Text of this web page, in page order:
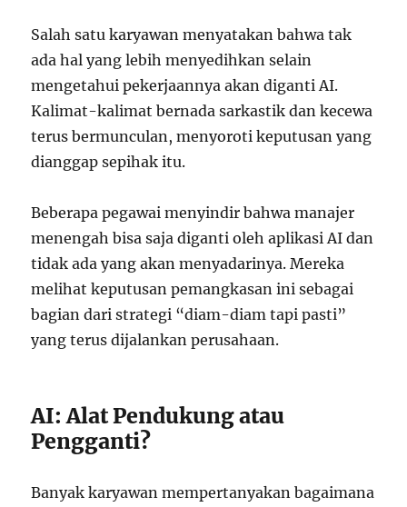
Salah satu karyawan menyatakan bahwa tak
ada hal yang lebih menyedihkan selain
mengetahui pekerjaannya akan diganti AI.
Kalimat-kalimat bernada sarkastik dan kecewa
terus bermunculan, menyoroti keputusan yang
dianggap sepihak itu.
Beberapa pegawai menyindir bahwa manajer
menengah bisa saja diganti oleh aplikasi AI dan
tidak ada yang akan menyadarinya. Mereka
melihat keputusan pemangkasan ini sebagai
bagian dari strategi “diam-diam tapi pasti”
yang terus dijalankan perusahaan.
AI: Alat Pendukung atau
Pengganti?
Banyak karyawan mempertanyakan bagaimana